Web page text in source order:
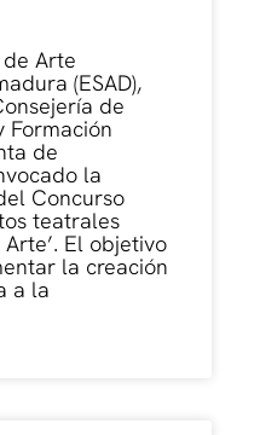
Arte
(ESAD),
de
Formación
de
la
Concurso
teatrales
El objetivo
la creación
a la